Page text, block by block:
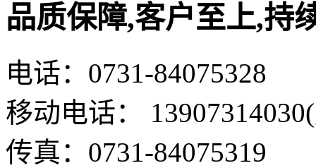
品质保障,客户至上,持
电话：0731-84075328
移动电话：
传真：0731-84075319